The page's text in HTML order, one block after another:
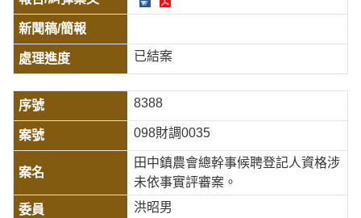
已結案
8388
098財調0035
田中鎮農會總幹事候聘登記人資格涉
未依事實評審案。
洪昭男